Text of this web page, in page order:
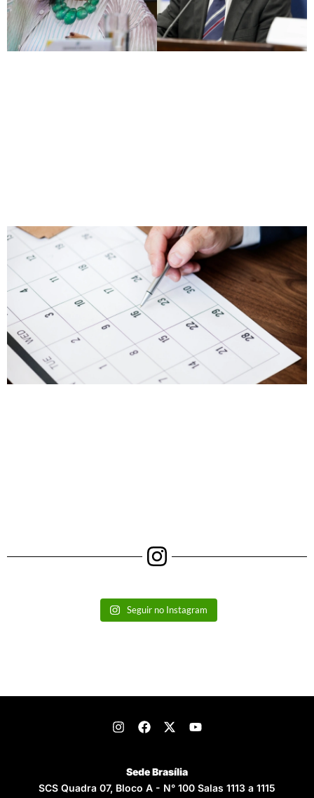
Seguir no Instagram
Sede Brasília
SCS Quadra 07, Bloco A - N° 100 Salas 1113 a 1115